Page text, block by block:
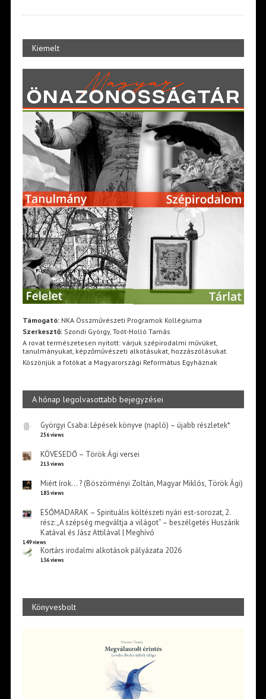
Kiemelt
Támogató:NKA Összművészeti Programok Kollégiuma
Szerkesztő:Szondi György, Toót-Holló Tamás
A rovat természetesen nyitott: várjuk szépirodalmi művüket,
tanulmányukat, képzőművészeti alkotásukat, hozzászólásukat.
Köszönjük a fotókat a Magyarországi Református Egyháznak
A hónap legolvasottabb bejegyzései
Györgyi Csaba: Lépések könyve (napló) – újabb részletek*
256 views
KÖVESEDŐ – Török Ági versei
213 views
Miért írok… ? (Böszörményi Zoltán, Magyar Miklós, Török Ági)
183 views
ESŐMADARAK – Spirituális költészeti nyári est-sorozat, 2.
rész: „A szépség megváltja a világot” – beszélgetés Huszárik
Katával és Jász Attilával | Meghívó
149 views
Kortárs irodalmi alkotások pályázata 2026
136 views
Könyvesbolt